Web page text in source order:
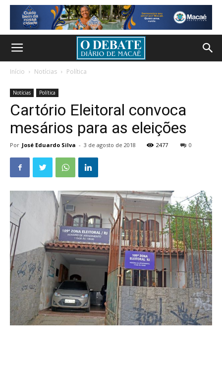
Início Notícias Política
Notícias Política
Cartório Eleitoral convoca
mesários para as eleições
Por José Eduardo Silva - 3 de agosto de 2018 2477 0